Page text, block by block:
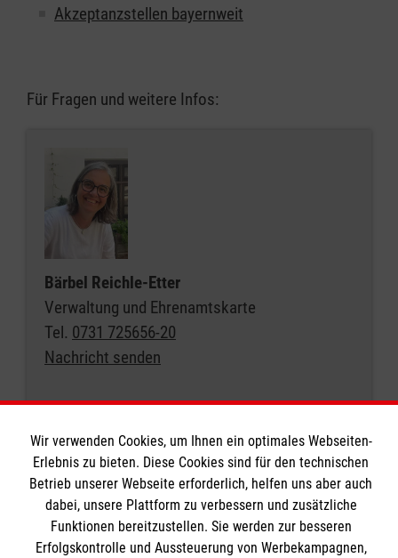
Akzeptanzstellen bayernweit
Für Fragen und weitere Infos:
Bärbel Reichle-Etter
Verwaltung und Ehrenamtskarte
Tel. 0731 725656-20
Nachricht senden
Informationen
Wir verwenden Cookies, um Ihnen ein optimales Webseiten-
Erlebnis zu bieten. Diese Cookies sind für den technischen
Betrieb unserer Webseite erforderlich, helfen uns aber auch
dabei, unsere Plattform zu verbessern und zusätzliche
Funktionen bereitzustellen. Sie werden zur besseren
Erfolgskontrolle und Aussteuerung von Werbekampagnen,